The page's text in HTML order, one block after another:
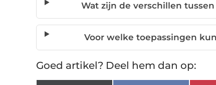
Wat zijn de verschillen
Voor welke toepassingen
Goed artikel? Deel hem dan op: